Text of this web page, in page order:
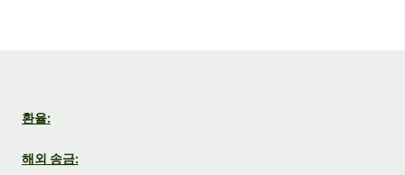
환율:
해외 송금: